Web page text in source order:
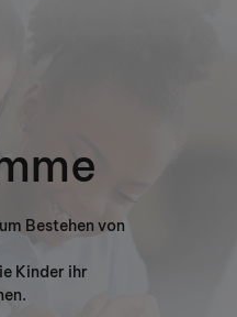
Bestehen von
Kinder ihr